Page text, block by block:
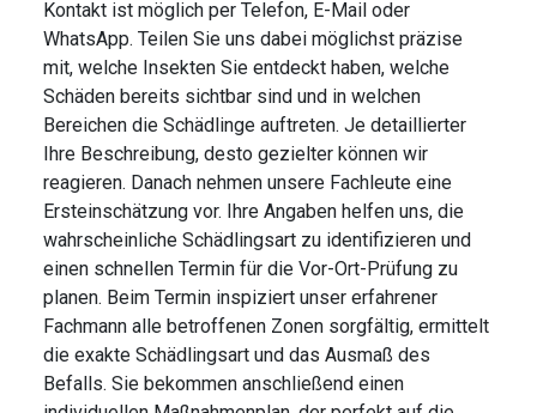
Kontakt ist möglich per Telefon, E-Mail oder
WhatsApp. Teilen Sie uns dabei möglichst präzise
mit, welche Insekten Sie entdeckt haben, welche
Schäden bereits sichtbar sind und in welchen
Bereichen die Schädlinge auftreten. Je detaillierter
Ihre Beschreibung, desto gezielter können wir
reagieren. Danach nehmen unsere Fachleute eine
Ersteinschätzung vor. Ihre Angaben helfen uns, die
wahrscheinliche Schädlingsart zu identifizieren und
einen schnellen Termin für die Vor-Ort-Prüfung zu
planen. Beim Termin inspiziert unser erfahrener
Fachmann alle betroffenen Zonen sorgfältig, ermittelt
die exakte Schädlingsart und das Ausmaß des
Befalls. Sie bekommen anschließend einen